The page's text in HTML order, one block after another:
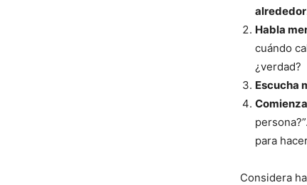
alrededor
Habla
cuándo
¿verdad?
Escucha
para
Considera